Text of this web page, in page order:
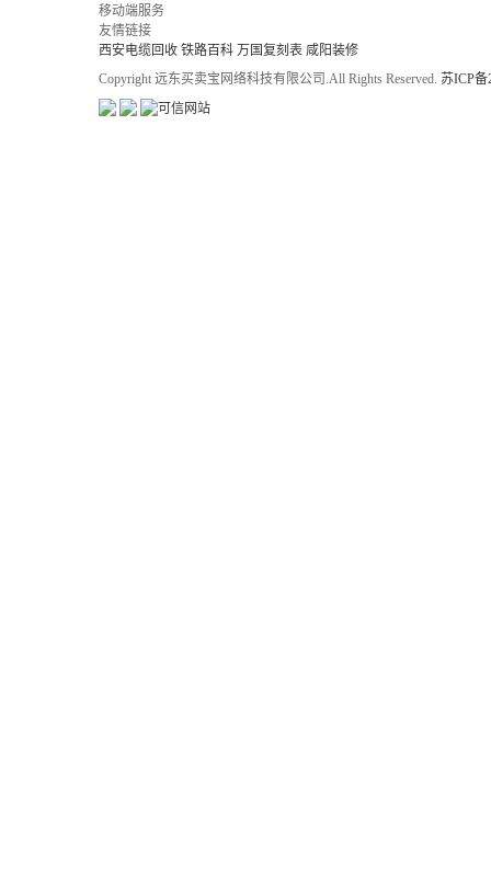
移动端服务
友情链接
西安电缆回收 铁路百科 万国复刻表 咸阳装修
Copyright 远东买卖宝网络科技有限公司.All Rights Reserved. 苏ICP备